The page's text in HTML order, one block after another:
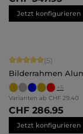
Jetzt konfigurieren
Durchschnittliche
(5)
Bilderrahmen
Luca
+5
Varianten ab CHF 29.40
CHF 286.95
Jetzt konfigurieren